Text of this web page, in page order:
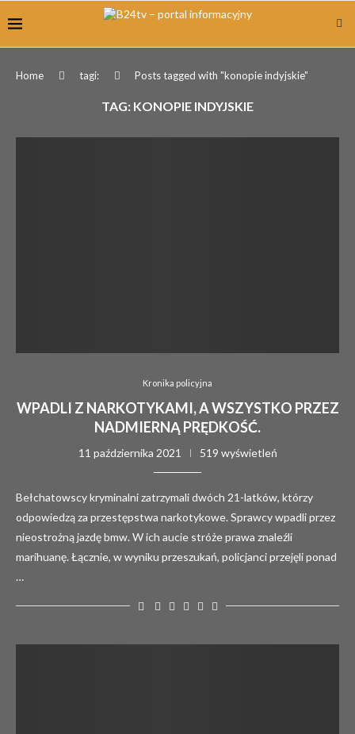
Home tagi: Posts tagged with "konopie indyjskie"
TAG: KONOPIE INDYJSKIE
Kronika policyjna
WPADLI Z NARKOTYKAMI, A WSZYSTKO PRZEZ
NADMIERNĄ PRĘDKOŚĆ.
11 października 2021 519 wyświetleń
Bełchatowscy kryminalni zatrzymali dwóch 21-latków, którzy
odpowiedzą za przestępstwa narkotykowe. Sprawcy wpadli przez
nieostrożną jazdę bmw. W ich aucie stróże prawa znaleźli
marihuanę. Łącznie, w wyniku przeszukań, policjanci przejęli ponad
…